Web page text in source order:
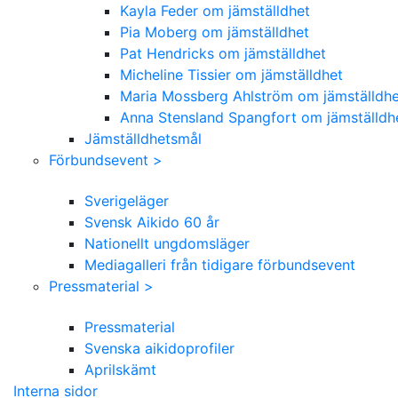
Kayla Feder om jämställdhet
Pia Moberg om jämställdhet
Pat Hendricks om jämställdhet
Micheline Tissier om jämställdhet
Maria Mossberg Ahlström om
Anna Stensland Spangfort om
Jämställdhetsmål
Förbundsevent >
Sverigeläger
Svensk Aikido 60 år
Nationellt ungdomsläger
Mediagalleri från tidigare förbundsevent
Pressmaterial >
Pressmaterial
Svenska aikidoprofiler
Aprilskämt
Interna sidor